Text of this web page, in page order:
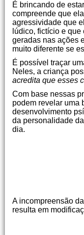
É brincando de
compreende que
agressividade que
lúdico, fictício e
geradas nas ações
muito diferente se
É possível traçar
Neles, a criança
acredita que esses
Com base nessas
podem revelar uma
desenvolvimento
da personalidade
dia.
A incompreensão
resulta em